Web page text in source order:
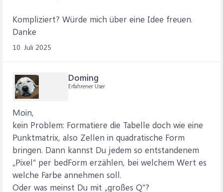
Kompliziert? Würde mich über eine Idee freuen.
Danke
10. Juli 2025
Doming
Erfahrener User
Moin,
kein Problem: Formatiere die Tabelle doch wie eine
Punktmatrix, also Zellen in quadratische Form
bringen. Dann kannst Du jedem so entstandenem
„Pixel” per bedForm erzählen, bei welchem Wert es
welche Farbe annehmen soll.
Oder was meinst Du mit „großes Q”?